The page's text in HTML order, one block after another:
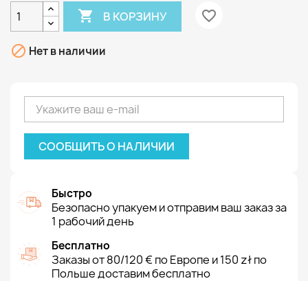
 В КОРЗИНУ favorite_border
 Нет в наличии
СООБЩИТЬ О НАЛИЧИИ
Быстро
Безопасно упакуем и отправим ваш заказ за
1 рабочий день
Бесплатно
Заказы от 80/120 € по Европе и 150 zł по
Польше доставим бесплатно